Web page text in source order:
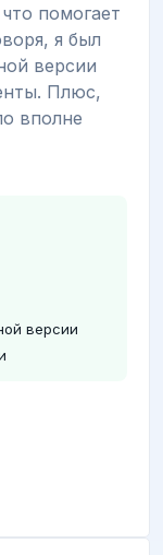
помогает
я был
версии
Плюс,
вполне
версии